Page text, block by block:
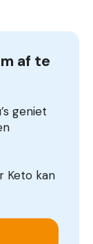
af te
geniet
Keto kan